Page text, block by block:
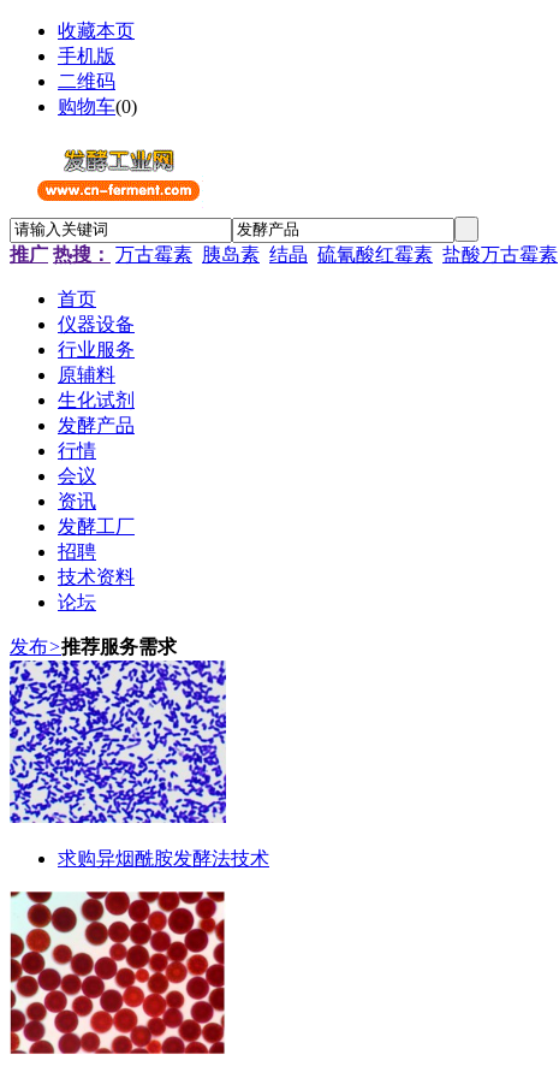
收藏本页
手机版
二维码
购物车(0)
推广 热搜： 万古霉素 胰岛素 结晶 硫氰酸红霉素 盐酸万古霉素
首页
仪器设备
行业服务
原辅料
生化试剂
发酵产品
行情
会议
资讯
发酵工厂
招聘
技术资料
论坛
发布>推荐服务需求
求购异烟酰胺发酵法技术